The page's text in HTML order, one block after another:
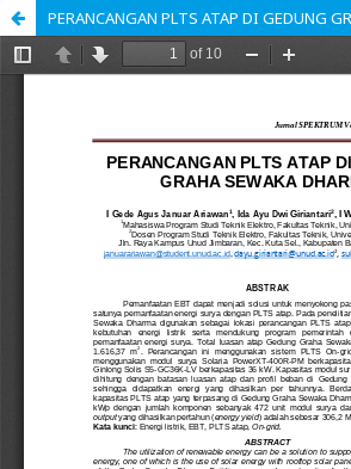
PERANCANGAN PLTS ATAP DI GEDUNG